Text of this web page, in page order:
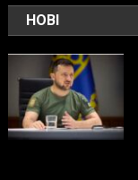
НОВІ